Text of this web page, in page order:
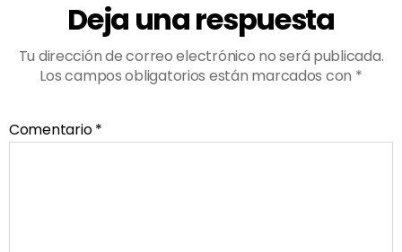
Deja una respuesta
Tu dirección de correo electrónico no será publicada.
Los campos obligatorios están marcados con *
Comentario*